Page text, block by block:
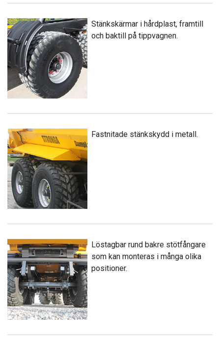
Stänkskärmar i hårdplast, framtill
och baktill på tippvagnen.
Fastnitade stänkskydd i metall.
Löstagbar rund bakre stötfångare
som kan monteras i många olika
positioner.